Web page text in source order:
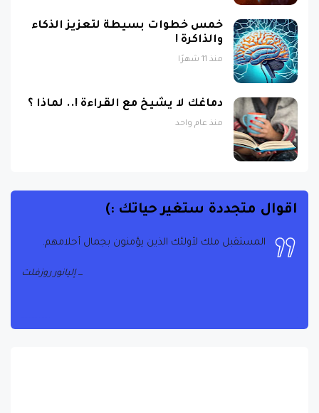
خمس خطوات بسيطة لتعزيز الذكاء
والذاكرة !
منذ 11 شهرًا
دماغك لا يشيخ مع القراءة !.. لماذا ؟
منذ عام واحد
اقوال متجددة ستغير حياتك :)
المستقبل ملك لأولئك الذين يؤمنون بجمال أحلامهم.
إليانور روزفلت